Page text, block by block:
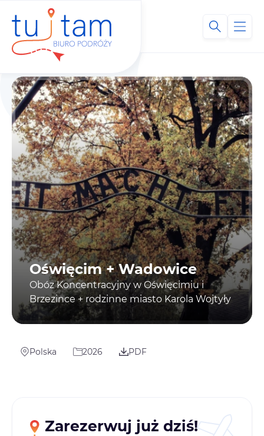
Oświęcim + Wadowice
Obóz Koncentracyjny w Oświęcimiu i
Brzezince + rodzinne miasto Karola Wojtyły
Polska 2026 PDF
Zarezerwuj już dziś!